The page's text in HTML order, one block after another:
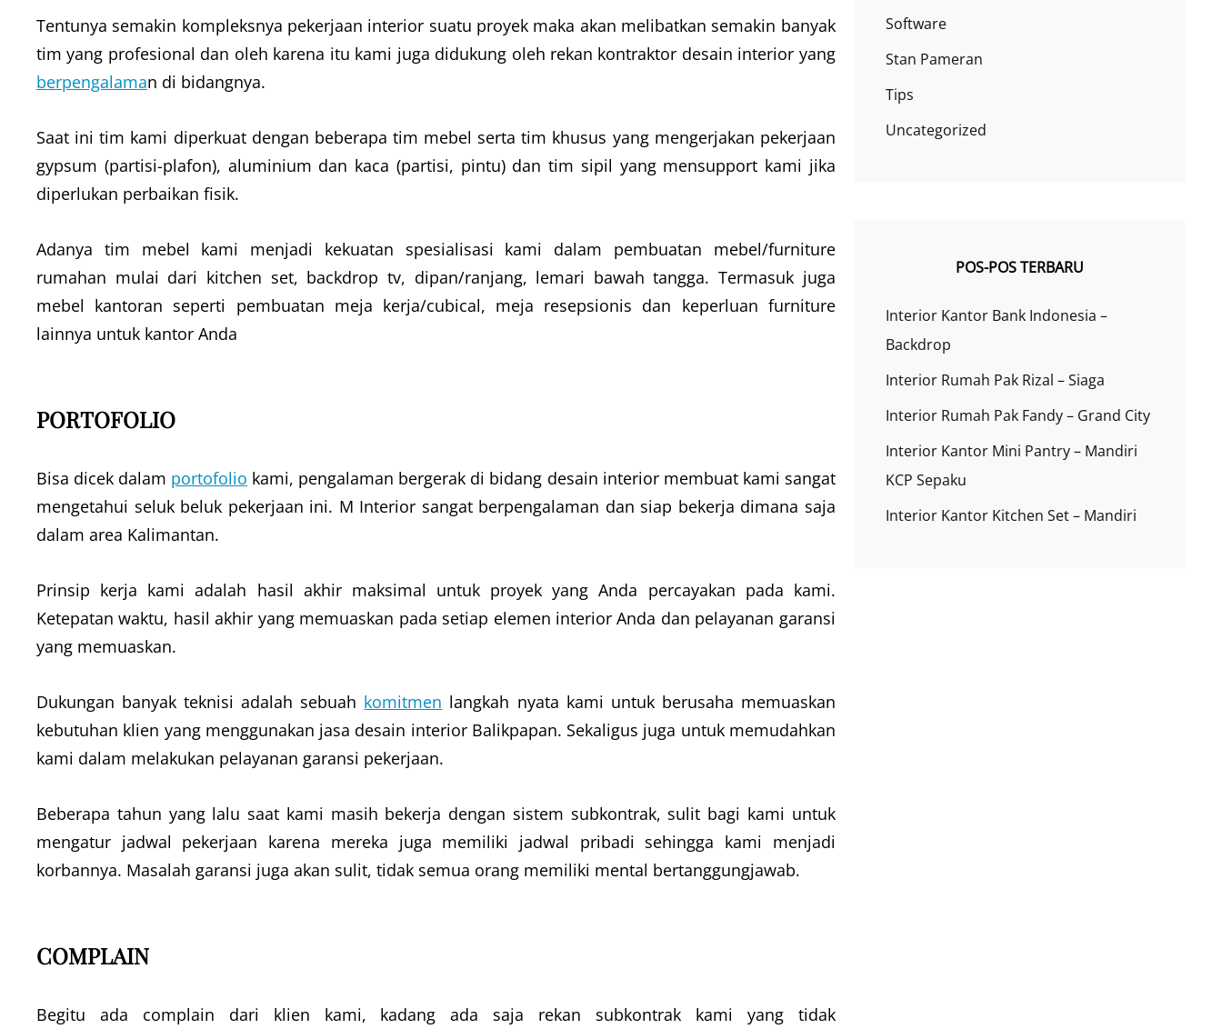
Tentunya semakin kompleksnya pekerjaan interior suatu proyek maka akan melibatkan semakin banyak
tim yang profesional dan oleh karena itu kami juga didukung oleh rekan kontraktor desain interior yang
berpengalaman di bidangnya.
Saat ini tim kami diperkuat dengan beberapa tim mebel serta tim khusus yang mengerjakan pekerjaan
gypsum (partisi-plafon), aluminium dan kaca (partisi, pintu) dan tim sipil yang mensupport kami jika
diperlukan perbaikan fisik.
Adanya tim mebel kami menjadi kekuatan spesialisasi kami dalam pembuatan mebel/furniture
rumahan mulai dari kitchen set, backdrop tv, dipan/ranjang, lemari bawah tangga. Termasuk juga
mebel kantoran seperti pembuatan meja kerja/cubical, meja resepsionis dan keperluan furniture
lainnya untuk kantor Anda
PORTOFOLIO
Bisa dicek dalam portofolio kami, pengalaman bergerak di bidang desain interior membuat kami sangat
mengetahui seluk beluk pekerjaan ini. M Interior sangat berpengalaman dan siap bekerja dimana saja
dalam area Kalimantan.
Prinsip kerja kami adalah hasil akhir maksimal untuk proyek yang Anda percayakan pada kami.
Ketepatan waktu, hasil akhir yang memuaskan pada setiap elemen interior Anda dan pelayanan garansi
yang memuaskan.
Dukungan banyak teknisi adalah sebuah komitmen langkah nyata kami untuk berusaha memuaskan
kebutuhan klien yang menggunakan jasa desain interior Balikpapan. Sekaligus juga untuk memudahkan
kami dalam melakukan pelayanan garansi pekerjaan.
Beberapa tahun yang lalu saat kami masih bekerja dengan sistem subkontrak, sulit bagi kami untuk
mengatur jadwal pekerjaan karena mereka juga memiliki jadwal pribadi sehingga kami menjadi
korbannya. Masalah garansi juga akan sulit, tidak semua orang memiliki mental bertanggungjawab.
COMPLAIN
Begitu ada complain dari klien kami, kadang ada saja rekan subkontrak kami yang tidak
Software
Stan Pameran
Tips
Uncategorized
POS-POS TERBARU
Interior Kantor Bank Indonesia –
Backdrop
Interior Rumah Pak Rizal – Siaga
Interior Rumah Pak Fandy – Grand City
Interior Kantor Mini Pantry – Mandiri
KCP Sepaku
Interior Kantor Kitchen Set – Mandiri